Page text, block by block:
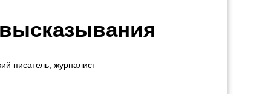
писатель, журналист